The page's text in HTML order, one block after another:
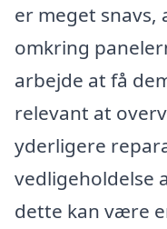
er meget snavs,
omkring
arbejde at få
relevant at
yderligere
vedligeholdelse
dette kan være